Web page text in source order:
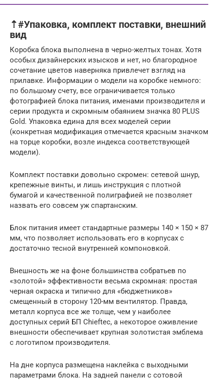
⇡#Упаковка, комплект поставки, внешний
вид
Коробка блока выполнена в черно-желтых тонах. Хотя
особых дизайнерских изысков и нет, но благородное
сочетание цветов наверняка привлечет взгляд на
прилавке. Информации о модели на коробке немного:
по большому счету, все ограничивается только
фотографией блока питания, именами производителя и
серии продукта и скромным обаянием значка 80 PLUS
Gold. Упаковка едина для всех моделей серии
(конкретная модификация отмечается красным значком
на торце коробки, возле индекса соответствующей
модели).
Комплект поставки довольно скромен: сетевой шнур,
крепежные винты, и лишь инструкция с плотной
бумагой и качественной полиграфией не позволяет
назвать его совсем уж спартанским.
Блок питания имеет стандартные размеры 140 × 150 × 87
мм, что позволяет использовать его в корпусах с
достаточно тесной внутренней компоновкой.
Внешность же на фоне большинства собратьев по
«золотой» эффективности весьма скромная: простая
черная окраска и типично для «бюджетников»
смещенный в сторону 120-мм вентилятор. Правда,
металл корпуса все же толще, чем у наиболее
доступных серий БП Chieftec, а некоторое оживление
внешности обеспечивает крупная золотистая эмблема
с логотипом производителя.
На дне корпуса размещена наклейка с выходными
параметрами блока. На задней панели с сотовой